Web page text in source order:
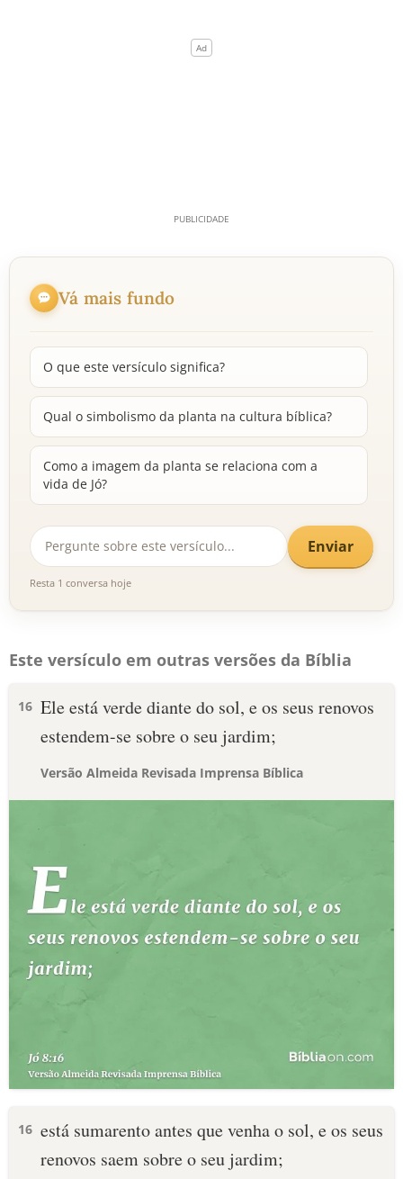
Vá mais fundo
O que este versículo significa?
Qual o simbolismo da planta na cultura bíblica?
Como a imagem da planta se relaciona com a
vida de Jó?
Enviar
Resta 1 conversa hoje
Este versículo em outras versões da Bíblia
16 Ele está verde diante do sol, e os seus renovos
estendem-se sobre o seu jardim;
Versão Almeida Revisada Imprensa Bíblica
16 está sumarento antes que venha o sol, e os seus
renovos saem sobre o seu jardim;